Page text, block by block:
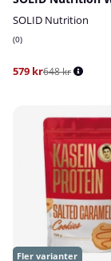
SOLID Nutrition
0
579 kr648 kr